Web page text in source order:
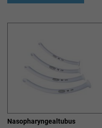
Nasopharyngealtubus